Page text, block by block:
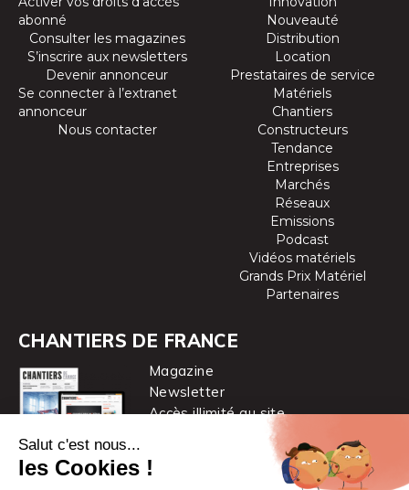
abonné
Consulter les magazines
S’inscrire aux newsletters
Devenir annonceur
Se connecter à l’extranet
annonceur
Nous contacter
Nouveauté
Distribution
Location
Prestataires de service
Matériels
Chantiers
Constructeurs
Tendance
Entreprises
Marchés
Réseaux
Emissions
Podcast
Vidéos matériels
Grands Prix Matériel
Partenaires
CHANTIERS DE FRANCE
Magazine
Newsletter
Accès illimité au site